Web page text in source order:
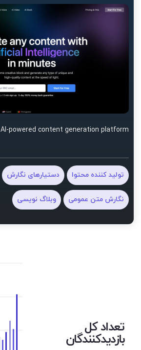
AI-powered content generation platform
تولید کننده محتوا دستیارهای نگارش
نگارش متن عمومی وبلاگ نویسی
تعداد کل
بازدیدکنندگان